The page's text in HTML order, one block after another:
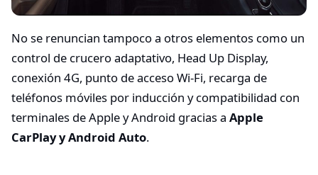
No se renuncian tampoco a otros elementos como un
control de crucero adaptativo, Head Up Display,
conexión 4G, punto de acceso Wi-Fi, recarga de
teléfonos móviles por inducción y compatibilidad con
terminales de Apple y Android gracias a Apple
CarPlay y Android Auto.